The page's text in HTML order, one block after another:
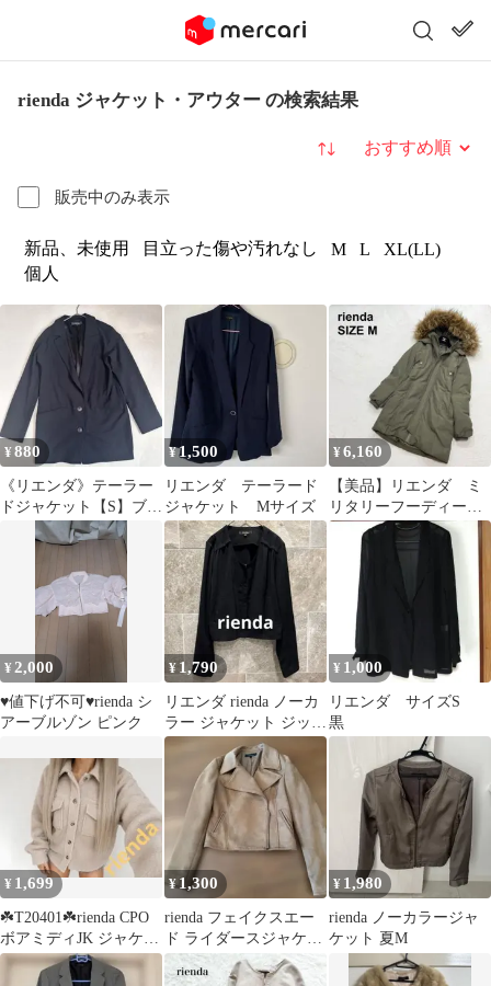
rienda ジャケット・アウター の検索結果
販売中のみ表示
並び替え
新品、未使用 目立った傷や汚れなし M L
XL(LL)
個人
¥880
《リエンダ》テーラー
ドジャケット【S】ブラ
ック 2ボタン ミドル
丈 オフィス
¥ 1,500
リエンダ テーラード
ジャケット Mサイズ
¥6,160
【美品】リエンダ ミ
リタリーフーディーダ
ウン モッズコート
Y2K（9999）
¥ 2,000
♥値下げ不可♥rienda シ
アーブルゾン ピンク
¥1,790
リエンダ rienda ノーカ
ラー ジャケット ジップ
アップ M 黒 034a
¥ 1,000
リエンダ サイズS
黒
¥ 1,699
☘️T20401☘️rienda CPO
ボアミディJK ジャケッ
ト F
¥1,300
rienda フェイクスエー
ド ライダースジャケッ
ト ベージュ S
¥ 1,980
rienda ノーカラージャ
ケット 夏M